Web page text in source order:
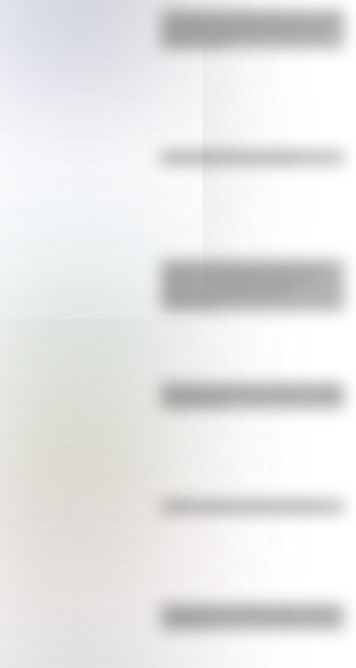
¿Sabías que Argentina tuvo la torre
La gran hazaña del Cruce de los
continente
Bandera de Bolivia: historia, origen
Bandera de Ecuador para colorear